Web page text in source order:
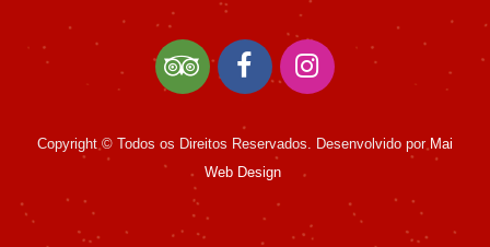
Copyright © Todos os Direitos Reservados. Desenvolvido por Mai
Web Design